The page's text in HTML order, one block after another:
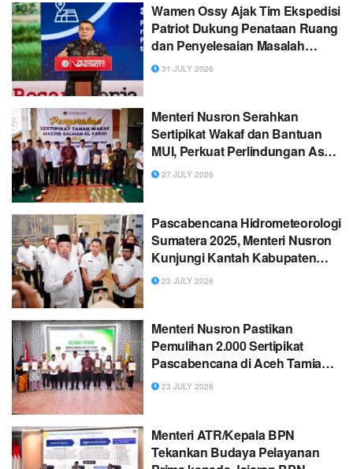
Wamen Ossy Ajak Tim Ekspedisi
Patriot Dukung Penataan Ruang
dan Penyelesaian Masalah
Pertanahan di Kawasan
31 JULY 2026
Menteri Nusron Serahkan
Sertipikat Wakaf dan Bantuan
MUI, Perkuat Perlindungan Aset
Masjid di Aceh Tamiang
27 JULY 2026
Pascabencana Hidrometeorologi
Sumatera 2025, Menteri Nusron
Kunjungi Kantah Kabupaten
Aceh Tamiang
23 JULY 2026
Menteri Nusron Pastikan
Pemulihan 2.000 Sertipikat
Pascabencana di Aceh Tamiang
Rampung Akhir Desember
23 JULY 2026
Menteri ATR/Kepala BPN
Tekankan Budaya Pelayanan